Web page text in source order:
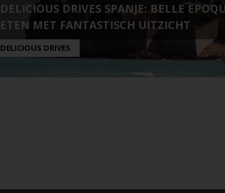
DELICIOUS DRIVES SPANJE: BELLE
ETEN MET FANTASTISCH UITZICHT
DELICIOUS DRIVES